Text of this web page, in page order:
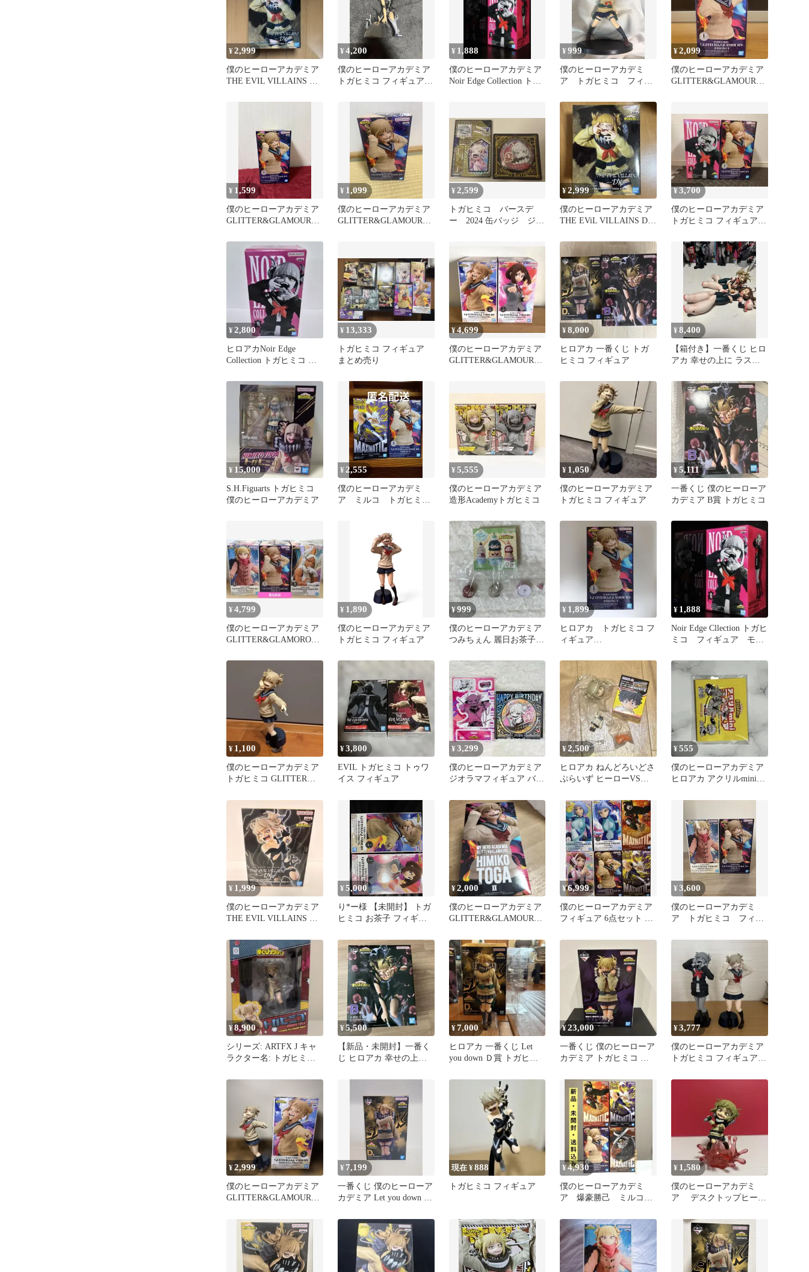
¥2,999
僕のヒーローアカデミア
THE EVIL VILLAINS DX
¥4,200
僕のヒーローアカデミア
トガヒミコ フィギュア
¥ 1,888
僕のヒーローアカデミア
Noir Edge Collection トガ
¥999
僕のヒーローアカデミ
ア トガヒミコ フィギ
¥2,099
僕のヒーローアカデミア
GLITTER&GLAMOURS
¥ 1,599
僕のヒーローアカデミア
GLITTER&GLAMOURS
¥ 1,099
僕のヒーローアカデミア
GLITTER&GLAMOURS
¥ 2,599
トガヒミコ バースデ
ー 2024 缶バッジ ジオ
¥2,999
僕のヒーローアカデミア
THE EViL VILLAINS DX
¥3,700
僕のヒーローアカデミア
トガヒミコ フィギュア 2
¥2,800
ヒロアカNoir Edge
Collection トガヒミコ フ
¥ 13,333
トガヒミコ フィギュア
まとめ売り
¥4,699
僕のヒーローアカデミア
GLITTER&GLAMOURS
¥8,000
ヒロアカ 一番くじ トガ
ヒミコ フィギュア
¥8,400
【箱付き】一番くじ ヒロ
アカ 幸せの上に ラスト
コ
¥ 15,000
S.H.Figuarts トガヒミコ
僕のヒーローアカデミア
¥ 2,555
僕のヒーローアカデミ
ア ミルコ トガヒミ
¥5,555
僕のヒーローアカデミア
造形Academyトガヒミコ
¥ 1,050
僕のヒーローアカデミア
トガヒミコ フィギュア
¥5,111
一番くじ 僕のヒーローア
カデミア B賞 トガヒミコ
¥4,799
僕のヒーローアカデミア
GLITTER&GLAMOROUS
¥ 1,890
僕のヒーローアカデミア
トガヒミコ フィギュア
¥999
僕のヒーローアカデミア
つみちぇん 麗日お茶子ト
¥ 1,899
ヒロアカ トガヒミコ フ
ィギュア
梱包袋発送
¥ 1,888
Noir Edge Cllection トガヒ
ミコ フィギュア モノ
¥ 1,100
僕のヒーローアカデミア
トガヒミコ GLITTER
¥3,800
EVIL トガヒミコ トゥワ
イス フィギュア
¥3,299
僕のヒーローアカデミア
ジオラマフィギュア バー
コ
¥2,500
ヒロアカ ねんどろいどさ
ぷらいず ヒーローVS敵
き
¥555
僕のヒーローアカデミア
ヒロアカ アクリルminiフ
¥ 1,999
僕のヒーローアカデミア
THE EVIL VILLAINS DX
¥5,000
り*ー様 【未開封】 トガ
ヒミコ お茶子 フィギュ
¥2,000
僕のヒーローアカデミア
GLITTER&GLAMOURS
¥6,999
僕のヒーローアカデミア
フィギュア 6点セット ま
¥3,600
僕のヒーローアカデミ
ア トガヒミコ フィギ
¥8,900
シリーズ: ARTFX J キャ
ラクター名: トガヒミコ
¥5,500
【新品・未開封】一番く
じ ヒロアカ 幸せの上に
¥7,000
ヒロアカ 一番くじ Let
you down Ｄ賞 トガヒミ
¥23,000
一番くじ 僕のヒーローア
カデミア トガヒミコ ラ
¥3,777
僕のヒーローアカデミア
トガヒミコ フィギュア
¥2,999
僕のヒーローアカデミア
GLITTER&GLAMOURS
¥ 7,199
一番くじ 僕のヒーローア
カデミア Let you down D
現在 ¥888
トガヒミコ フィギュア
¥4,930
僕のヒーローアカデミ
ア 爆豪勝己 ミルコ
ヘッド ４種
¥ 1,580
僕のヒーローアカデミ
ア デスクトップヒーロ
ィギュア